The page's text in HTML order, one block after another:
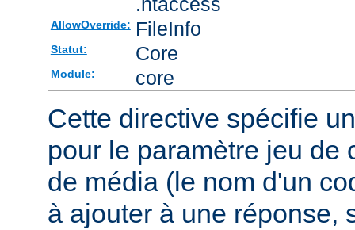
AllowOverride: FileInfo
Statut: Core
Module: core
Cette directive spécifie
pour le paramètre jeu de
de média (le nom d'un
à ajouter à une réponse,